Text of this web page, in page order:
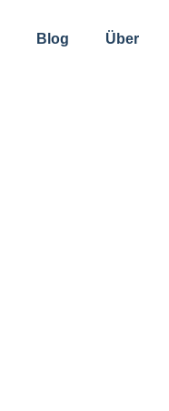
Blog Über